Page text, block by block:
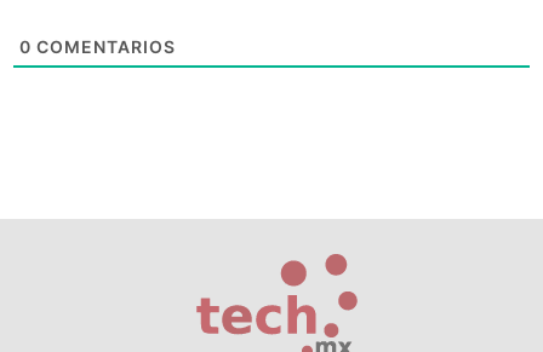
0 COMENTARIOS